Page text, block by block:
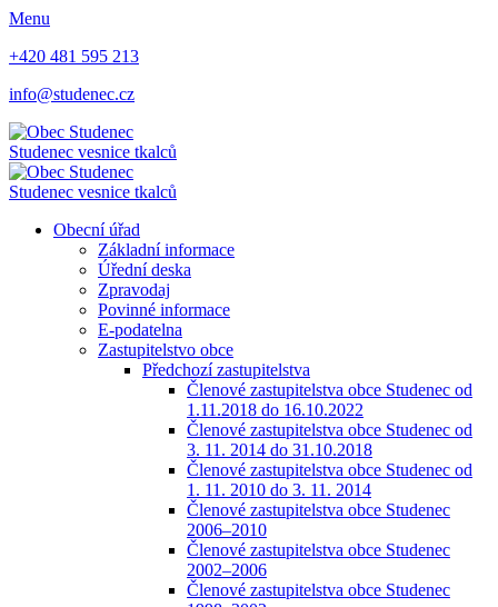
Menu
+420 481 595 213
info@studenec.cz
Studenec vesnice tkalců
Studenec vesnice tkalců
Obecní úřad
Základní informace
Úřední deska
Zpravodaj
Povinné informace
E-podatelna
Zastupitelstvo obce
Předchozí zastupitelstva
Členové zastupitelstva obce Studenec od
1.11.2018 do 16.10.2022
Členové zastupitelstva obce Studenec od
3. 11. 2014 do 31.10.2018
Členové zastupitelstva obce Studenec od
1. 11. 2010 do 3. 11. 2014
Členové zastupitelstva obce Studenec
2006–2010
Členové zastupitelstva obce Studenec
2002–2006
Členové zastupitelstva obce Studenec